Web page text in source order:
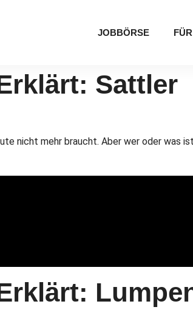
JOBBÖRSE
Sattler
nicht mehr braucht. Aber wer oder was